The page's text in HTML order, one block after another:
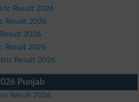
Result 2026
Result 2026
2026
Result 2026
Result 2026
Punjab
Result 2026